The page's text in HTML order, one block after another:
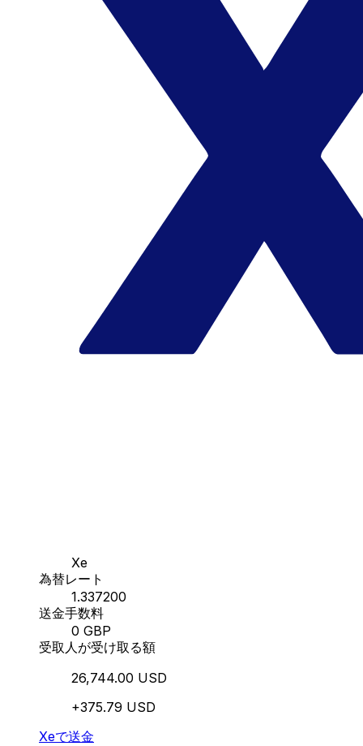
Xe
為替レート
1.337200
送金手数料
0 GBP
受取人が受け取る額
26,744.00 USD
+375.79 USD
Xeで送金